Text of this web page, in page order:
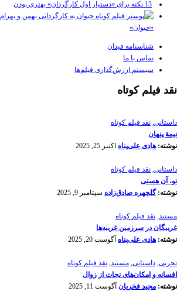
13 نکته برای «دستیار اول کارگردان» بهتری بودن
«حیوان»
شناسنامه فیدان
تماس با ما
سیستم ارزش‌گذاری فیلم‌ها
نقد فیلم کوتاه
داستانی, نقد فیلم کوتاه
نیمۀ پنهان
نوشته: هادی علی‌پناه اکتبر 25, 2025
داستانی, نقد فیلم کوتاه
تو، آن هستی
نوشته:گلچهره صادق‌زاده سپتامبر 9, 2025
مستند, نقد فیلم کوتاه
غریبگان در سرزمین غریبه‌ها
نوشته: هادی علی‌پناه آگوست 20, 2025
تجربی, داستانی, مستند, نقد فیلم کوتاه
افسانه‌ و امکان‌های نجات از زوال
نوشته: مجید فخریان آگوست 11, 2025